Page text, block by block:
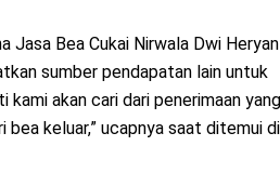
Jasa Bea Cukai Nirwala Dwi
sumber pendapatan lain untuk
akan cari dari penerimaan
bea keluar,” ucapnya saat ditemui